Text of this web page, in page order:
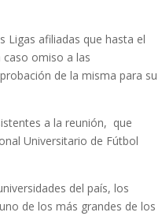
Ligas afiliadas que hasta el
omiso a las
de la misma para su
a la reunión, que
Universitario de Fútbol
del país, los
de los más grandes de los